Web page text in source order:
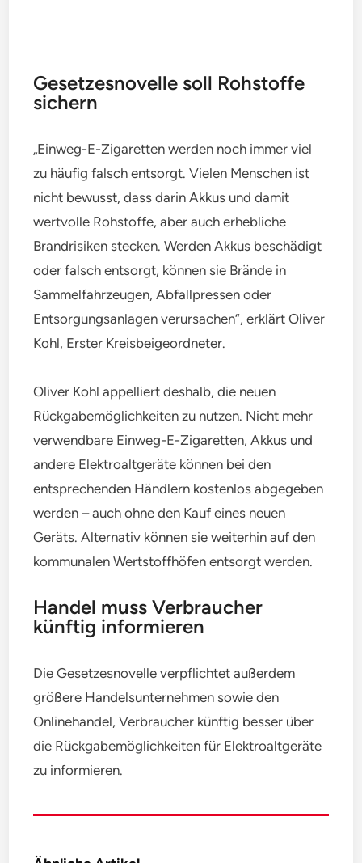
Gesetzesnovelle soll Rohstoffe
sichern
„Einweg-E-Zigaretten werden noch immer viel
zu häufig falsch entsorgt. Vielen Menschen ist
nicht bewusst, dass darin Akkus und damit
wertvolle Rohstoffe, aber auch erhebliche
Brandrisiken stecken. Werden Akkus beschädigt
oder falsch entsorgt, können sie Brände in
Sammelfahrzeugen, Abfallpressen oder
Entsorgungsanlagen verursachen“, erklärt Oliver
Kohl, Erster Kreisbeigeordneter.
Oliver Kohl appelliert deshalb, die neuen
Rückgabemöglichkeiten zu nutzen. Nicht mehr
verwendbare Einweg-E-Zigaretten, Akkus und
andere Elektroaltgeräte können bei den
entsprechenden Händlern kostenlos abgegeben
werden – auch ohne den Kauf eines neuen
Geräts. Alternativ können sie weiterhin auf den
kommunalen Wertstoffhöfen entsorgt werden.
Handel muss Verbraucher
künftig informieren
Die Gesetzesnovelle verpflichtet außerdem
größere Handelsunternehmen sowie den
Onlinehandel, Verbraucher künftig besser über
die Rückgabemöglichkeiten für Elektroaltgeräte
zu informieren.